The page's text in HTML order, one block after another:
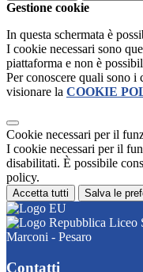
Gestione cookie
In questa schermata è
I cookie necessari sono
piattaforma e non è
Per conoscere quali sono i
visionare la COOKIE
Cookie necessari per il
I cookie necessari per il
disabilitati. È possibile
policy.
Accetta tutti Salva le
Liceo
Marconi - Pesaro
Contatti